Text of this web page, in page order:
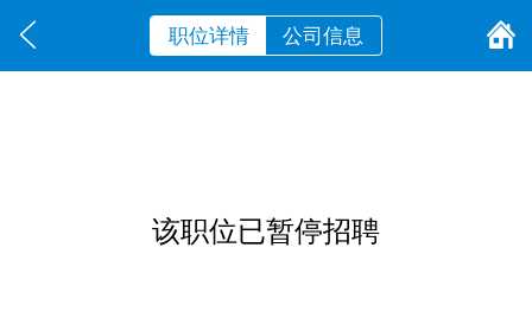
职位详情 公司信息
该职位已暂停招聘